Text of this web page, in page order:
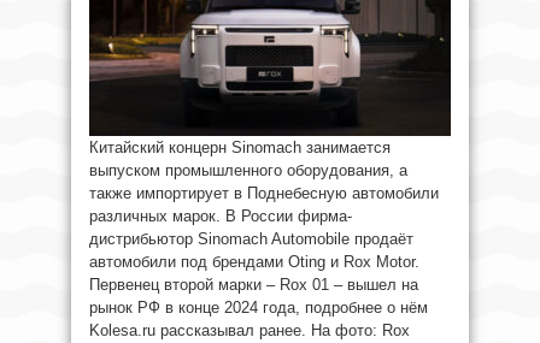
Китайский концерн Sinomach занимается
выпуском промышленного оборудования, а
также импортирует в Поднебесную автомобили
различных марок. В России фирма-
дистрибьютор Sinomach Automobile продаёт
автомобили под брендами Oting и Rox Motor.
Первенец второй марки – Rox 01 – вышел на
рынок РФ в конце 2024 года, подробнее о нём
Kolesa.ru рассказывал ранее. На фото: Rox